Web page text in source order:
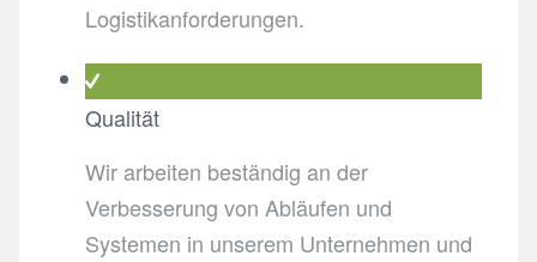
Logistikanforderungen.
Qualität
Wir arbeiten beständig an der
Verbesserung von Abläufen und
Systemen in unserem Unternehmen und